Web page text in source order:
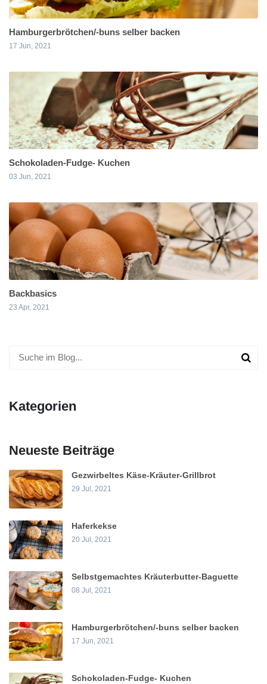
Hamburgerbrötchen/-buns selber backen
17 Jun, 2021
Schokoladen-Fudge- Kuchen
03 Jun, 2021
Backbasics
23 Apr, 2021
Kategorien
Neueste Beiträge
Gezwirbeltes Käse-Kräuter-Grillbrot
29 Jul, 2021
Haferkekse
20 Jul, 2021
Selbstgemachtes Kräuterbutter-Baguette
08 Jul, 2021
Hamburgerbrötchen/-buns selber backen
17 Jun, 2021
Schokoladen-Fudge- Kuchen